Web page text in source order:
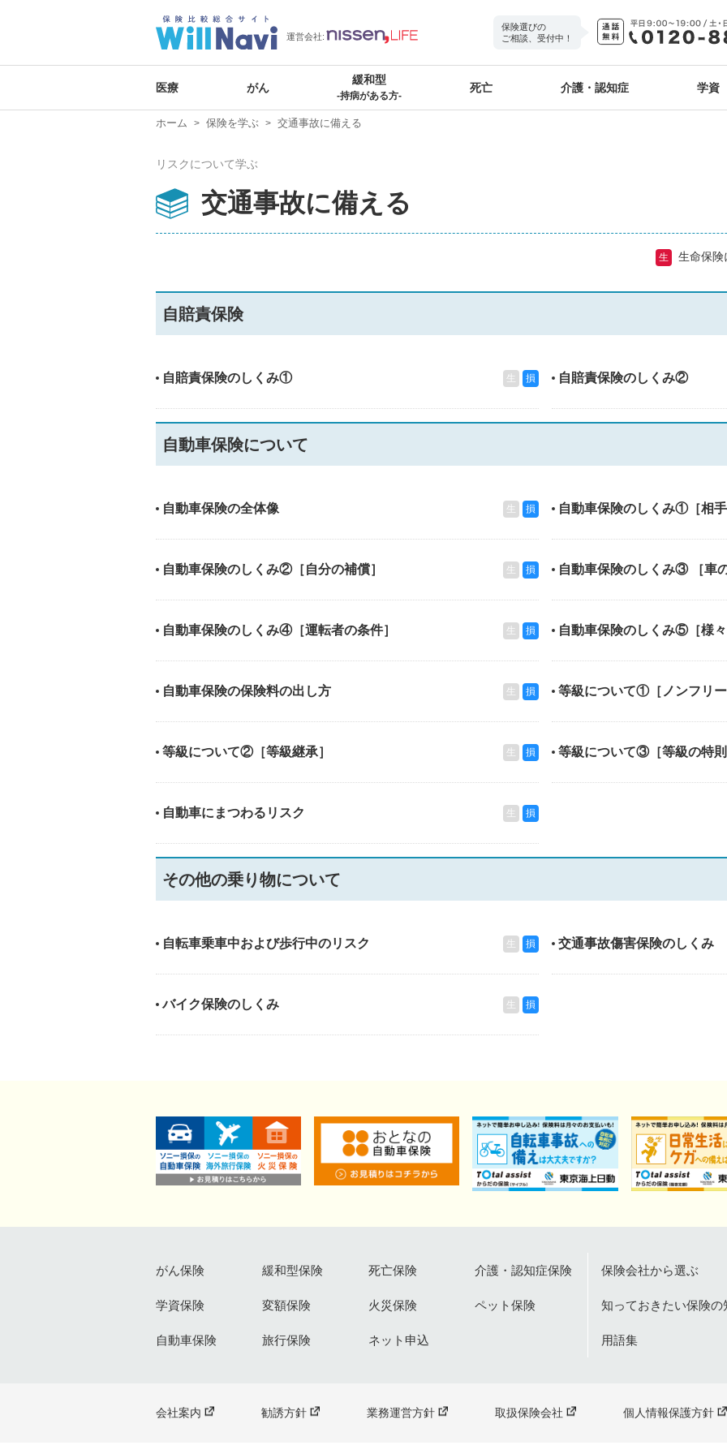
運営会社:
保険選びの
ご相談、受付中！
医療 がん
緩和型
-持病がある方-
死亡 介護・認知症 学資
ホーム 保険を学ぶ 交通事故に備える
リスクについて学ぶ
交通事故に備える
生 生命保険
自賠責保険
自賠責保険のしくみ① 生 損 自賠責保険のしくみ②
自動車保険について
自動車保険の全体像 生 損 自動車保険のしくみ①［相手
自動車保険のしくみ②［自分の補償］ 生 損 自動車保険のしくみ③ ［車
自動車保険のしくみ④［運転者の条件］ 生 損 自動車保険のしくみ⑤［様々
自動車保険の保険料の出し方 生 損 等級について①［ノンフリー
等級について②［等級継承］ 生 損 等級について③［等級の特則
自動車にまつわるリスク 生 損
その他の乗り物について
自転車乗車中および歩行中のリスク 生 損 交通事故傷害保険のしくみ
バイク保険のしくみ 生 損
がん保険 緩和型保険 死亡保険 介護・認知症保険
学資保険 変額保険 火災保険 ペット保険
自動車保険 旅行保険 ネット申込
保険会社から選ぶ
知っておきたい保険の
用語集
会社案内 勧誘方針 業務運営方針 取扱保険会社 個人情報保護方針